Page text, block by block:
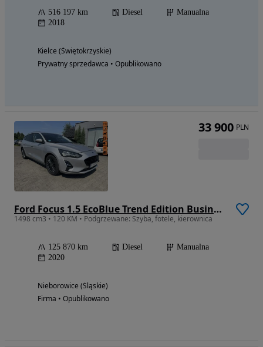
516 197 km Diesel
Manualna
2018
Kielce (Świętokrzyskie)
Prywatny sprzedawca • Opublikowano
Ford Focus 1.5 EcoBlue Trend Edition Business
1498 cm3 • 120 KM • Podgrzewane: Szyba, fotele, kierownica
125 870 km Diesel
Manualna
2020
Nieborowice (Śląskie)
Firma • Opublikowano
33 900 PLN